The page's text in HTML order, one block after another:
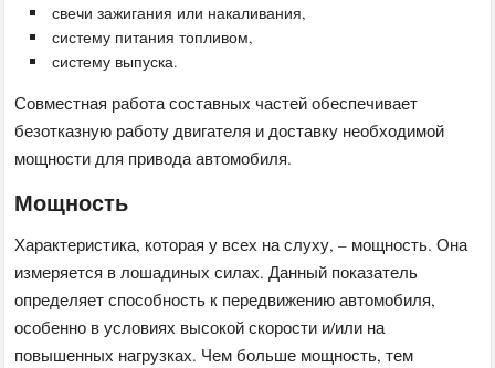
свечи зажигания или накаливания,
систему питания топливом,
систему выпуска.
Совместная работа составных частей обеспечивает
безотказную работу двигателя и доставку необходимой
мощности для привода автомобиля.
Мощность
Характеристика, которая у всех на слуху, – мощность. Она
измеряется в лошадиных силах. Данный показатель
определяет способность к передвижению автомобиля,
особенно в условиях высокой скорости и/или на
повышенных нагрузках. Чем больше мощность, тем